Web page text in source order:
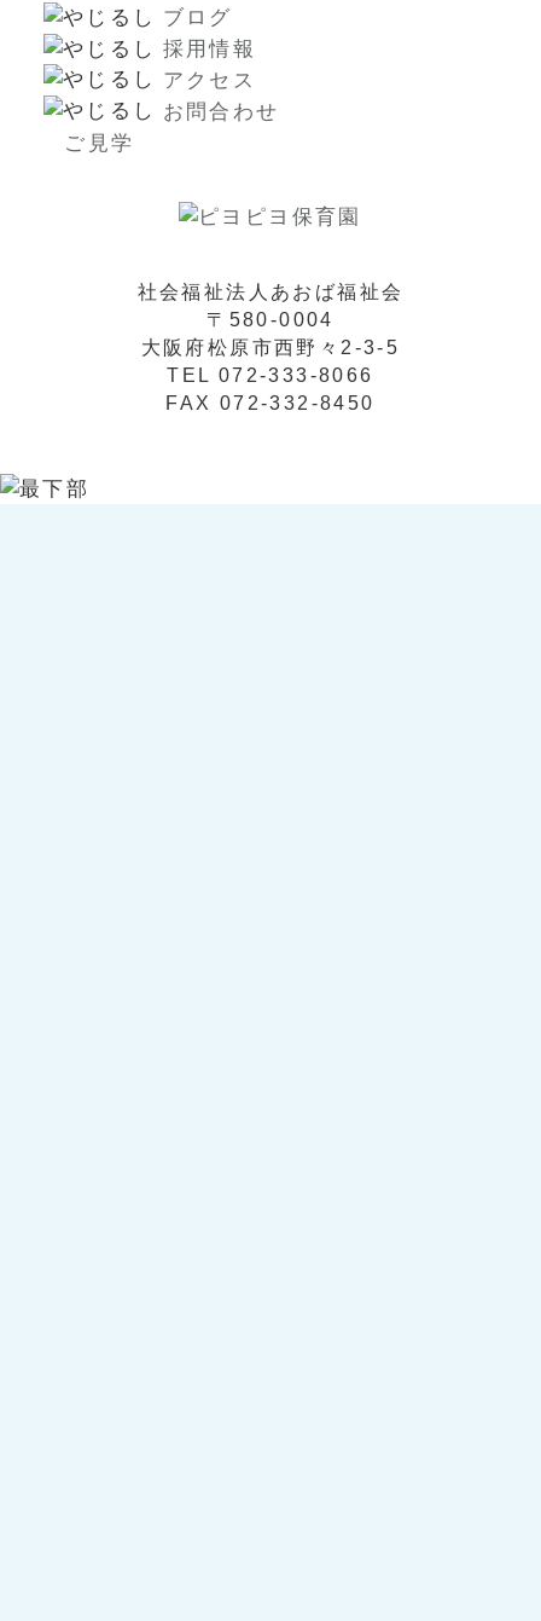
ブログ
採用情報
アクセス
お問合わせ
ご見学
社会福祉法人あおば福祉会
〒580-0004
大阪府松原市西野々2-3-5
TEL 072-333-8066
FAX 072-332-8450